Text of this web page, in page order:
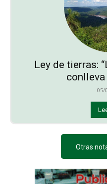
Ley de tierras:
conlleva
05/
Otras